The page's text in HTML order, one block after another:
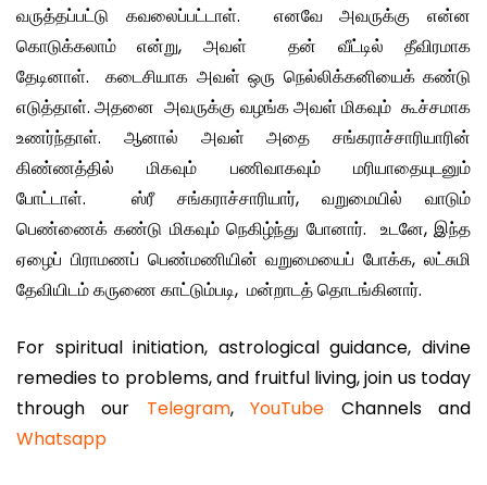
வருத்தப்பட்டு கவலைப்பட்டாள். எனவே அவருக்கு என்ன
கொடுக்கலாம் என்று, அவள் தன் வீட்டில் தீவிரமாக
தேடினாள். கடைசியாக அவள் ஒரு நெல்லிக்கனியைக் கண்டு
எடுத்தாள். அதனை அவருக்கு வழங்க அவள் மிகவும் கூச்சமாக
உணர்ந்தாள். ஆனால் அவள் அதை சங்கராச்சாரியாரின்
கிண்ணத்தில் மிகவும் பணிவாகவும் மரியாதையுடனும்
போட்டாள். ஸ்ரீ சங்கராச்சாரியார், வறுமையில் வாடும்
பெண்ணைக் கண்டு மிகவும் நெகிழ்ந்து போனார். உடனே, இந்த
ஏழைப் பிராமணப் பெண்மணியின் வறுமையைப் போக்க, லட்சுமி
தேவியிடம் கருணை காட்டும்படி, மன்றாடத் தொடங்கினார்.
For spiritual initiation, astrological guidance, divine
remedies to problems, and fruitful living, join us today
through our Telegram,YouTube Channels and
Whatsapp